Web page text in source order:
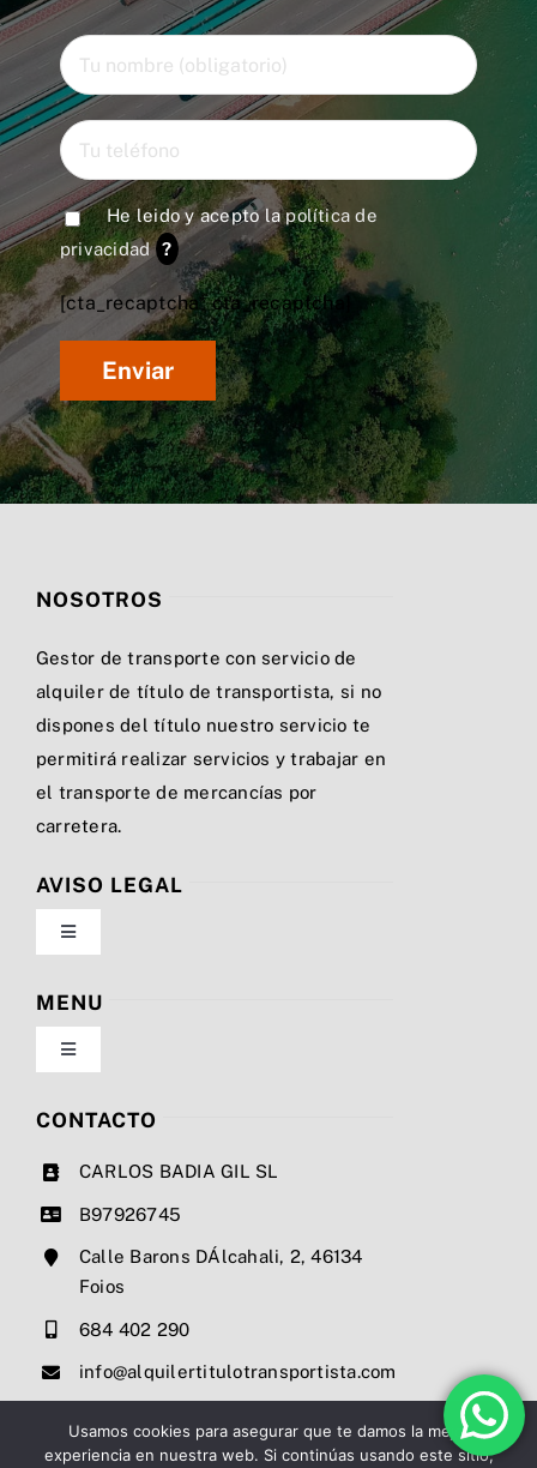
He leido y acepto lapolítica de
privacidad ?
[cta_recaptcha* cta_recaptcha]
NOSOTROS
Gestor de transporte con servicio de
alquiler de título de transportista, si no
dispones del título nuestro servicio te
permitirá realizar servicios y trabajar en
el transporte de mercancías por
carretera.
AVISO LEGAL
Toggle
Navigation
Política de privacidad
Condiciones de uso
MENU
Toggle
Navigation
Nosotros
Precios
Contacto
CONTACTO
CARLOS BADIA GIL SL
B97926745
Calle Barons DÁlcahali, 2, 46134
Foios
684 402 290
info@alquilertitulotransportista.com
Usamos cookies para asegurar que te damos la mejor
experiencia en nuestra web. Si continúas usando este sitio,